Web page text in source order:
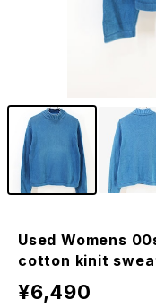
Used Womens
cotton kinit
¥6,490